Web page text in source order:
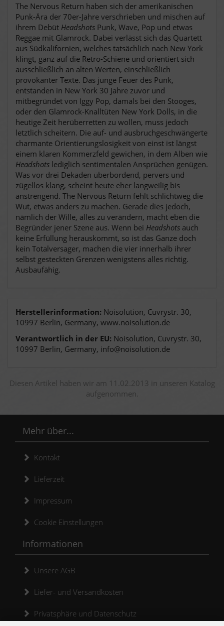
The Nervous Return haben sich der amerikanischen
Punk-Ära der 70er-Jahre verschrieben und mischen auf
ihrem Debüt Headshots Punk, Wave, Pop und etwas
Reggae mit Glamrock. Dabei verlässt sich das Quartett
aus Südkalifornien, welches tatsächlich nach New York
klingt, ganz auf die Retro-Schiene und orientiert sich
ausschließlich an alten Werten, einschließlich
provokanter Texte. Das junge Feuer des Punk,
entstanden in New York 30 Jahre zuvor und
mitbegründet von Iggy Pop, damals bei den Stooges,
oder den Glamrock-Knalltüten New York Dolls, in die
heutige Zeit herüberretten zu wollen, muss jedoch
letztlich scheitern. Die auf- und ausbruchgeschwängerte
charmante Orientierungslosigkeit von einst ist längst
einem klaren Kommerzfeld gewichen, in dem Alben wie
Headshots lediglich sentimentalen Ansprüchen genügen.
Was vor drei Dekaden überbordend, pervers und
zügellos klang, scheint heute eher langweilig bis
anstrengend. The Nervous Return fehlt schlichtweg die
Wut, etwas anders zu machen. Gerade dies jedoch,
nämlich der Wille, alles zu verändern, macht eben die
Begründer jener Szene aus. Wenn bei Headshots auch
keine Erfüllung herauskommt, so ist das Ganze doch
kein Totalversager, machen die vier innerhalb ihrer
selbst gesteckten Grenzen wenigstens alles richtig.
Ausbaufähig.
Herstellerinformation: Noisolution, Cuvrystr. 30,
10997 Berlin, Germany, www.noisolution.de
Verantwortlich in der EU: Noisolution, Cuvrystr. 30,
10997 Berlin, Germany, info@noisolution.de
Diesen Artikel haben wir am 11.02.2013 in unseren Katalog
aufgenommen.
Mehr über...
Kontakt
Lieferzeit
Impressum
Cookie Einstellungen
Informationen
Unsere AGB
Liefer- und Versandkosten
Privatsphäre und Datenschutz